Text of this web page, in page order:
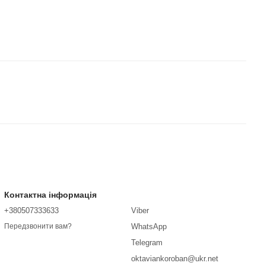
Контактна інформація
+380507333633
Передзвонити вам?
Viber
WhatsApp
Telegram
oktaviankoroban@ukr.net